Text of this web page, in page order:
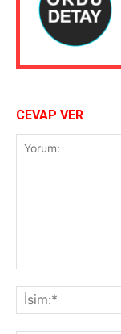
CEVAP VER